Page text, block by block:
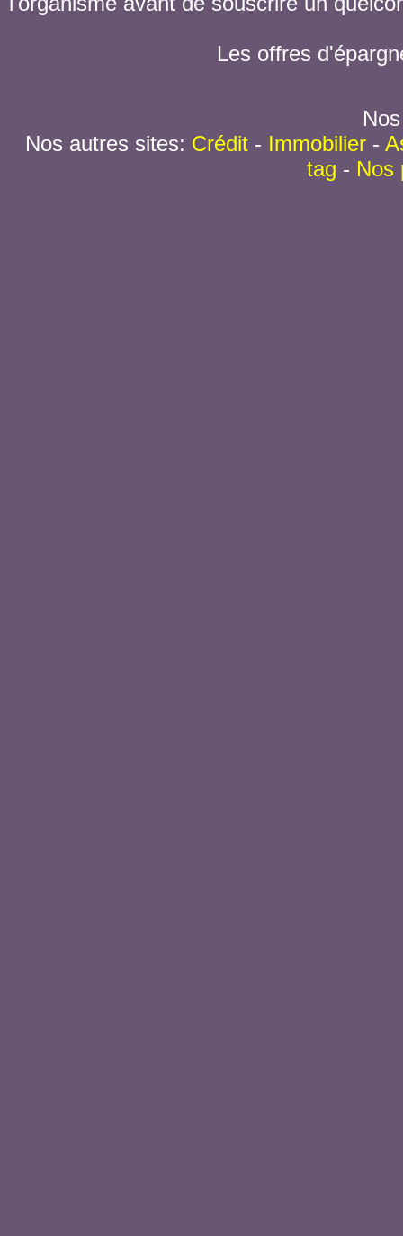
Les offres
Nos autres sites: Crédit- Immobilier-
tag - Nos